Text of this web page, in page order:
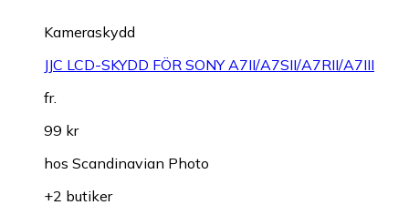
Kameraskydd
JJC LCD-SKYDD FÖR SONY A7II/A7SII/A7RII/A7III
fr.
99 kr
hos Scandinavian Photo
+2 butiker